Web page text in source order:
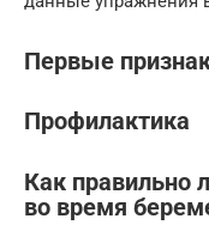
Первые
Профилактика
Как правильно
во время